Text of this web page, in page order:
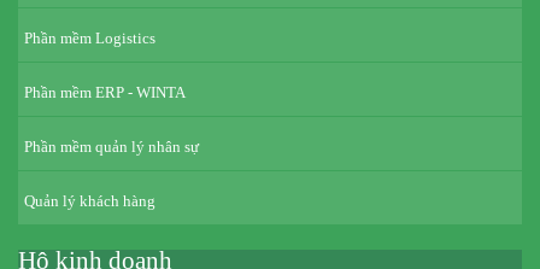
Phần mềm Logistics
Phần mềm ERP - WINTA
Phần mềm quản lý nhân sự
Quản lý khách hàng
Hộ kinh doanh